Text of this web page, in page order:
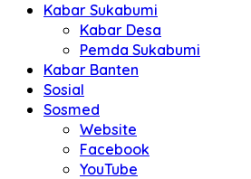
Kabar Sukabumi
Kabar Desa
Pemda Sukabumi
Kabar Banten
Sosial
Sosmed
Website
Facebook
YouTube